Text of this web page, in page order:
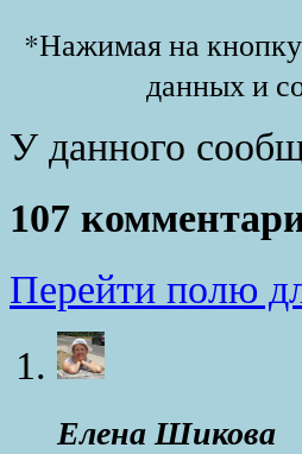
*Нажимая на
данных и
У данного
107
Перейти полю
Елена Шикова